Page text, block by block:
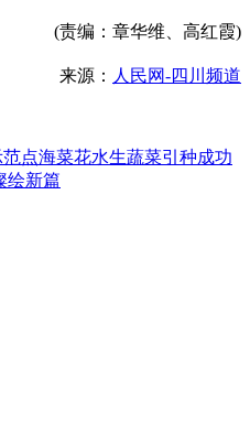
(责编：章华维、高红霞)
来源： 人民网-四川频道
点海菜花水生蔬菜引种成功
绘新篇